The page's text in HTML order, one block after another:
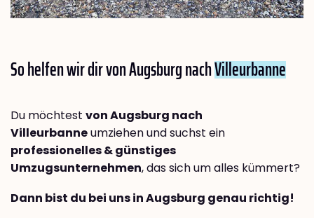
So helfen wir dir von Augsburg nachVilleurbanne
Du möchtest von Augsburg nach
Villeurbanneumziehen und suchst ein
professionelles & günstiges
Umzugsunternehmen, das sich um alles kümmert?
Dann bist du bei uns in Augsburg genau richtig!